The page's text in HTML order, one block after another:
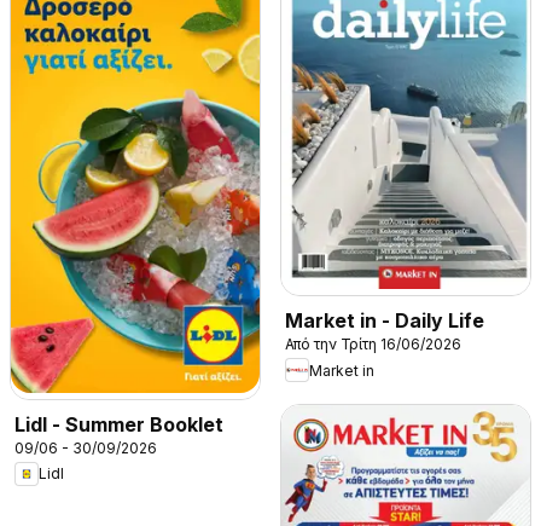
Lidl - Summer Booklet
09/06 - 30/09/2026
Lidl
Market in - Daily Life
Από την Τρίτη 16/06/2026
Market in